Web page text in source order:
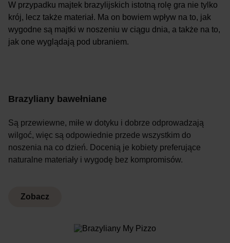
W przypadku majtek brazylijskich istotną rolę gra nie tylko
krój, lecz także materiał. Ma on bowiem wpływ na to, jak
wygodne są majtki w noszeniu w ciągu dnia, a także na to,
jak one wyglądają pod ubraniem.
Brazyliany bawełniane
Są przewiewne, miłe w dotyku i dobrze odprowadzają
wilgoć, więc są odpowiednie przede wszystkim do
noszenia na co dzień. Docenią je kobiety preferujące
naturalne materiały i wygodę bez kompromisów.
Zobacz